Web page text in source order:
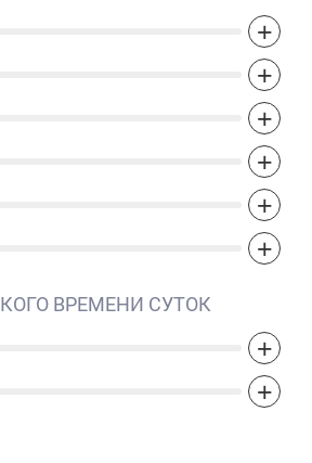
+
+
+
+
+
+
ВРЕМЕНИ СУТОК
+
+